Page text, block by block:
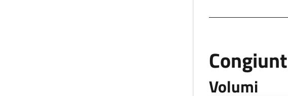
Volumi